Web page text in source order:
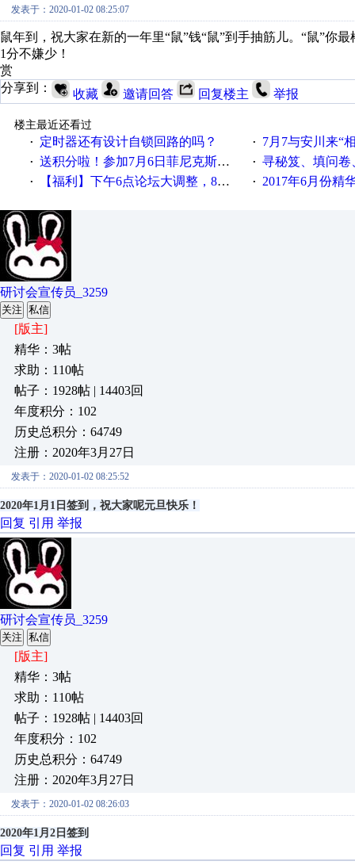
发表于：2020-01-02 08:25:07
鼠年到，祝大家在新的一年里“鼠”钱“鼠”到手抽筋儿。“鼠”你
1分不嫌少！
赏
分享到：
收藏 邀请回答 回复楼主 举报
楼主最近还看过
·
定时器还有设计自锁回路的吗？ · 7月7与安川来“
· 送积分啦！参加7月6日菲尼克斯在线研讨会即得 · 寻秘笈、填问卷
· 【福利】下午6点论坛大调整，8点服务器内存升级 · 2017年6月份精
研讨会宣传员_3259
关注 私信
[版主]
精华：3帖
求助：110帖
帖子：1928帖 | 14403回
年度积分：102
历史总积分：64749
注册：2020年3月27日
发表于：2020-01-02 08:25:52
2020年1月1日签到，祝大家呢元旦快乐！
回复 引用 举报
研讨会宣传员_3259
关注 私信
[版主]
精华：3帖
求助：110帖
帖子：1928帖 | 14403回
年度积分：102
历史总积分：64749
注册：2020年3月27日
发表于：2020-01-02 08:26:03
2020年1月2日签到
回复 引用 举报